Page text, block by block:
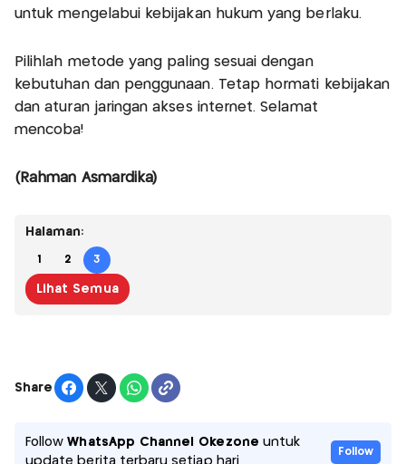
untuk mengelabui kebijakan hukum yang berlaku.
Pilihlah metode yang paling sesuai dengan
kebutuhan dan penggunaan. Tetap hormati kebijakan
dan aturan jaringan akses internet. Selamat
mencoba!
(Rahman Asmardika)
Halaman:
1 2 3
Lihat Semua
Share
FollowWhatsApp Channel Okezone untuk
update berita terbaru setiap hari
Follow